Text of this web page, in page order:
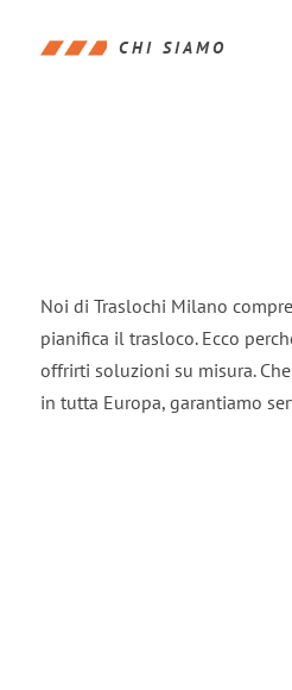
CHI SIAMO
Noi di Traslochi Milano
pianifica il trasloco. Ecco
offrirti soluzioni su misura.
in tutta Europa, garantiamo